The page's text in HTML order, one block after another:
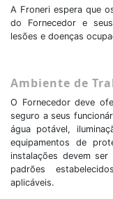
A Froneri espera que
do Fornecedor e
lesões e doenças
Ambiente de
O Fornecedor deve
seguro a seus
água potável,
equipamentos de
instalações devem
padrões
aplicáveis.